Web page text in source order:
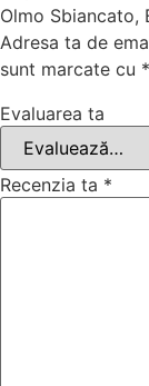
Olmo Sbiancato,
Adresa ta de
sunt marcate cu *
Evaluarea ta
Recenzia ta *